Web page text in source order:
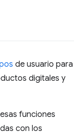
de usuario para
digitales y
funciones
con los